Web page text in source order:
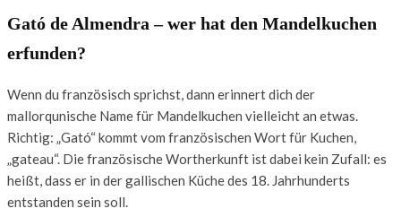
Gató de Almendra – wer hat den Mandelkuchen
erfunden?
Wenn du französisch sprichst, dann erinnert dich der
mallorqunische Name für Mandelkuchen vielleicht an etwas.
Richtig: „Gató“ kommt vom französischen Wort für Kuchen,
„gateau“. Die französische Wortherkunft ist dabei kein Zufall: es
heißt, dass er in der gallischen Küche des 18. Jahrhunderts
entstanden sein soll.